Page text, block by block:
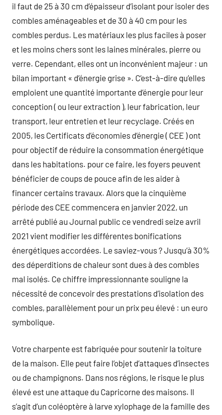
il faut de 25 à 30 cm d’épaisseur d’isolant pour isoler des
combles aménageables et de 30 à 40 cm pour les
combles perdus. Les matériaux les plus faciles à poser
et les moins chers sont les laines minérales, pierre ou
verre. Cependant, elles ont un inconvénient majeur : un
bilan important « d’énergie grise ». C’est-à-dire qu’elles
emploient une quantité importante d’énergie pour leur
conception ( ou leur extraction ), leur fabrication, leur
transport, leur entretien et leur recyclage. Créés en
2005, les Certificats d’économies d’énergie ( CEE ) ont
pour objectif de réduire la consommation énergétique
dans les habitations. pour ce faire, les foyers peuvent
bénéficier de coups de pouce afin de les aider à
financer certains travaux. Alors que la cinquième
période des CEE commencera en janvier 2022, un
arrêté publié au Journal public ce vendredi seize avril
2021 vient modifier les différentes bonifications
énergétiques accordées. Le saviez-vous ? Jusqu’à 30%
des déperditions de chaleur sont dues à des combles
mal isolés. Ce chiffre impressionnante souligne la
nécessité de concevoir des prestations d’isolation des
combles, parallèlement pour un prix peu élevé : un euro
symbolique.
Votre charpente est fabriquée pour soutenir la toiture
de la maison. Elle peut faire l’objet d’attaques d’insectes
ou de champignons. Dans nos régions, le risque le plus
élevé est une attaque du Capricorne des maisons. Il
s’agit d’un coléoptère à larve xylophage de la famille des